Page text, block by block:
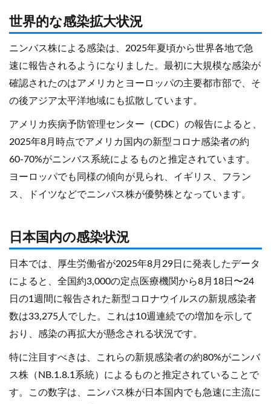
世界的な感染拡大状況
ニンバス株による感染は、2025年夏頃から世界各地で急
速に報告されるようになりました。最初に大規模な感染が
確認されたのはアメリカとヨーロッパの主要都市部で、そ
の後アジア太平洋地域にも拡散しています。
アメリカ疾病予防管理センター（CDC）の報告によると、
2025年8月時点でアメリカ国内の新型コロナ感染者の約
60-70%がニンバス系統によるものと推定されています。
ヨーロッパでも同様の傾向が見られ、イギリス、フラン
ス、ドイツなどでニンバス株が優勢株となっています。
日本国内の感染状況
日本では、厚生労働省が2025年8月29日に発表したデータ
によると、全国約3,000の定点医療機関から8月18日〜24
日の1週間に報告された新型コロナウイルスの新規感染者
数は33,275人でした。これは10週連続での増加を示して
おり、感染の再拡大が懸念される状況です。
特に注目すべきは、これらの新規感染者の約80%がニンバ
ス株（NB.1.8.1系統）によるものと推定されていることで
す。この数字は、ニンバス株が日本国内でも急速に主流に